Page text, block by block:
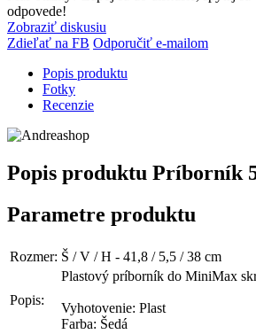
odpovede!
Zobraziť diskusiu
Zdieľať na FB Odporučiť e-mailom
Popis produktu
Fotky
Recenzie
Popis produktu Príborník
Parametre produktu
Rozmer: Š / V / H - 41,8 / 5,5 / 38 cm
Popis:
Plastový príborník do MiniMax
Vyhotovenie: Plast
Farba: Šedá